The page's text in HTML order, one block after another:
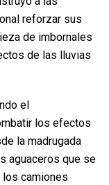
reforzar sus
de imbornales
de las lluvias
el
los efectos
la madrugada
aguaceros que se
camiones